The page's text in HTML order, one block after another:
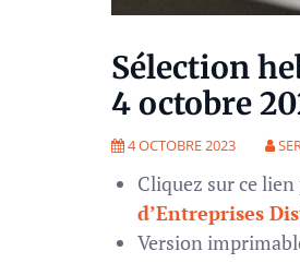
Sélection
4 octobre
4 OCTOBRE 2023
Cliquez sur ce
d’Entreprises
Version